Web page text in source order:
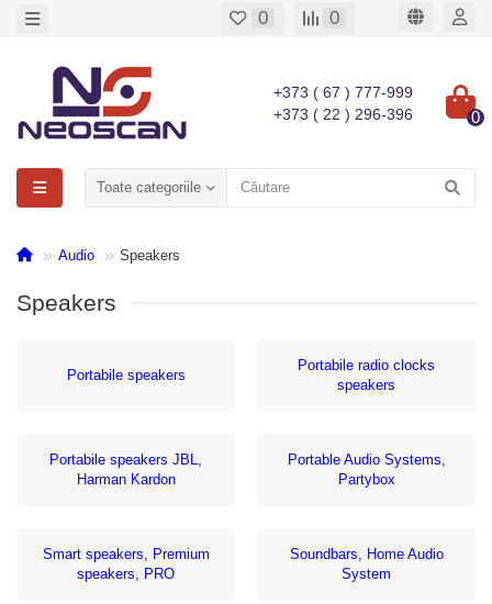
0 0
+373 ( 67 ) 777-999
+373 ( 22 ) 296-396
0
Toate categoriile
Audio Speakers
Speakers
Portabile speakers
Portabile radio clocks
speakers
Portabile speakers JBL,
Harman Kardon
Portable Audio Systems,
Partybox
Smart speakers, Premium
speakers, PRO
Soundbars, Home Audio
System